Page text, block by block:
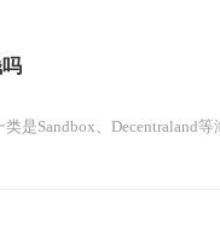
是Sandbox、Decentraland